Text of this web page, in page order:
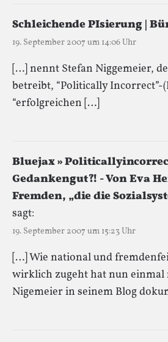
Schleichende PIsierung |
19. September 2007 um 14:06 Uhr
[…] nennt Stefan Niggemeier,
betreibt, “Politically Incorrect”-
“erfolgreichen […]
Bluejax »
Gedankengut?! - Von Eva
Fremden, „die die
sagt:
19. September 2007 um 15:23 Uhr
[…] Wie national und
wirklich zugeht hat nun einmal
Nigemeier in seinem Blog